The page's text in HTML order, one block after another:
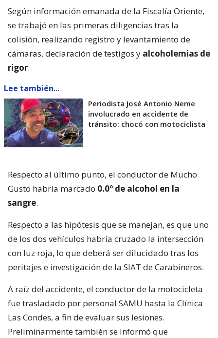
Según información emanada de la Fiscalía Oriente,
se trabajó en las primeras diligencias tras la
colisión, realizando registro y levantamiento de
cámaras, declaración de testigos y alcoholemias de
rigor.
Lee también...
Periodista José Antonio Neme
involucrado en accidente de
tránsito: chocó con motociclista
Respecto al último punto, el conductor de Mucho
Gusto habría marcado 0.0º de alcohol en la
sangre.
Respecto a las hipótesis que se manejan, es que uno
de los dos vehículos habría cruzado la intersección
con luz roja, lo que deberá ser dilucidado tras los
peritajes e investigación de la SIAT de Carabineros.
A raíz del accidente, el conductor de la motocicleta
fue trasladado por personal SAMU hasta la Clínica
Las Condes, a fin de evaluar sus lesiones.
Preliminarmente también se informó que